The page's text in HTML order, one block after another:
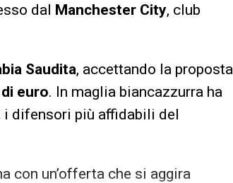
dal Manchester City, club
Saudita, accettando la proposta
euro. In maglia biancazzurra ha
difensori più affidabili del
con un’offerta che si aggira